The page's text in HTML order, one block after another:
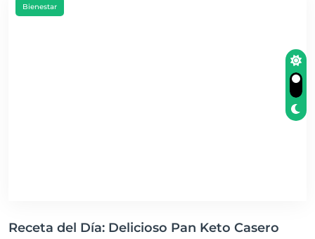
Bienestar
Receta del Día: Delicioso Pan Keto Casero